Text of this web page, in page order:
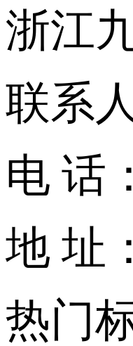
浙江
联系
电 话
地 址
热门